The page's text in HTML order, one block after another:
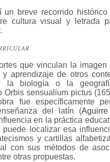
un breve recorrido histórico
cultura visual y letrada
que vinculan la imagen
aprendizaje de otros
la biología o la
Orbis sen­sualium pictus
fue específi­camente
del latín (
en la práctica
puede localizar esa
y cartillas
con sus métodos de
otras propuestas.